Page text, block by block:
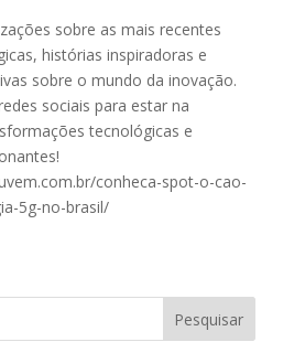
sobre as mais recentes
histórias inspiradoras e
sobre o mundo da inovação.
sociais para estar na
tecnológicas e
conheca-spot-o-cao-
5g-no-brasil/